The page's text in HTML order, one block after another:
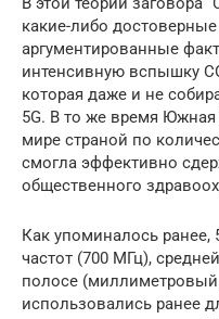
какие-либо
аргументированные
интенсивную вспышку
которая даже и не
5G. В то же время
мире страной по
смогла эффективно
общественного
Как упоминалось ранее,
частот (700 МГц),
полосе (миллиметровый
использовались ранее